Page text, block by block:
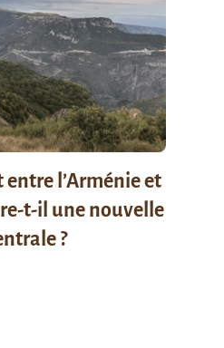
l’Arménie et
t-il une nouvelle
?